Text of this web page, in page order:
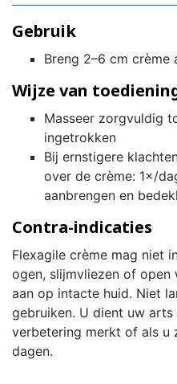
Gebruik
Breng 2–6 cm crème
Wijze van
Masseer zorgvuldig
ingetrokken
Bij ernstigere
over de crème: 1×/
aanbrengen en
Contra-indicaties
Flexagile crème mag niet
ogen, slijmvliezen of open
aan op intacte huid. Niet
gebruiken. U dient uw
verbetering merkt of als u
dagen.